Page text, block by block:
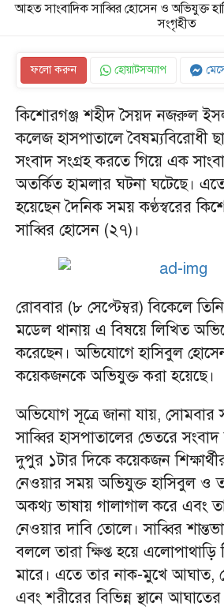
আহত সাংবাদিক সাব্বির হোসেন ও অভিযুক্ত
সংগৃহীত
ফলো করুন হোয়াটসঅ্যাপ
কিশোরগঞ্জ শহীদ সৈয়দ নজরুল
কলেজ হাসপাতালে বৈষম্যবিরোধী
সংবাদ সংগ্রহ করতে গিয়ে এক
অতর্কিত হামলার ঘটনা ঘটেছে।
হয়েছেন দৈনিক সময় কণ্ঠস্বরের
সাব্বির হোসেন (২৭)।
রোববার (৮ সেপ্টেম্বর) বিকেলে
মডেল থানায় এ বিষয়ে লিখিত
করেছেন। অভিযোগে হাসিবুল
কয়েকজনকে অভিযুক্ত করা হয়েছে।
অভিযোগ সূত্রে জানা যায়, সোমবার
সাব্বির হাসপাতালের ভেতরে
দুপুর ১টার দিকে কয়েকজন
নেওয়ার সময় অভিযুক্ত হাসিবুল ও
অকথ্য ভাষায় গালাগাল করে এবং
নেওয়ার দাবি তোলে। সাব্বির
বললে তারা ক্ষিপ্ত হয়ে
মারে। এতে তার নাক-মুখে আঘাত,
এবং শরীরের বিভিন্ন স্থানে